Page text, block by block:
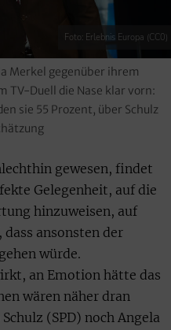
Foto: Erlebnis Europa (CC0)
Merkel gegenüber ihrem
TV-Duell die Nase klar vorn:
sie 55 Prozent, über Schulz
gewesen, findet
Gelegenheit, auf die
hinzuweisen, auf
ansonsten der
würde.
an Emotion hätte das
wären näher dran
(SPD) noch Angela